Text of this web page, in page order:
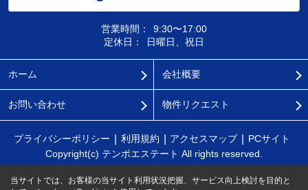
営業時間：
9:30〜17:00
定休日：
日曜日、祝日
ホーム 会社概要
お問い合わせ 物件リクエスト
プライバシーポリシー 利用規約 アクセスマップ
PCサイト
Copyright(c) テンポエステート All rights reserved.
当サイトでは、お客様の当サイト利用状況把握、サービス向上検討を目的と